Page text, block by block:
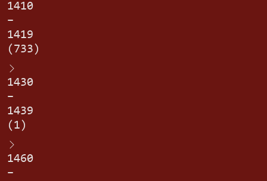
1410
–
1419
(733)
1430
–
1439
(1)
1460
–